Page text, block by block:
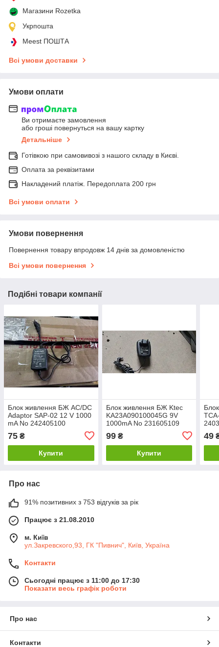
Магазини Rozetka
Укрпошта
Meest ПОШТА
Всі умови доставки
Умови оплати
Ви отримаєте замовлення
або гроші повернуться на вашу картку
Детальніше
Готівкою при самовивозі з нашого складу в Києві.
Оплата за реквізитами
Накладений платіж. Передоплата 200 грн
Всі умови оплати
Умови повернення
Повернення товару впродовж 14 днів за домовленістю
Всі умови повернення
Подібні товари компанії
Блок живлення БЖ AC/DC
Adaptor SAP-02 12 V 1000
mA No 242405100
75 ₴
Купити
Блок живлення БЖ Ktec
KA23A090100045G 9V
1000mA No 231605109
99₴
Купити
49
Про нас
91% позитивних з 753 відгуків за рік
Працює з 21.08.2010
м. Київ
ул.Закревского,93, ГК "Пивнич", Київ, Україна
Контакти
Сьогодні працює з 11:00 до 17:30
Показати весь графік роботи
Про нас
Контакти